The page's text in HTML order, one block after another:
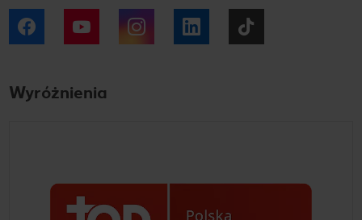
Facebook YouTube Instagram LinkedIn
Wyróżnienia